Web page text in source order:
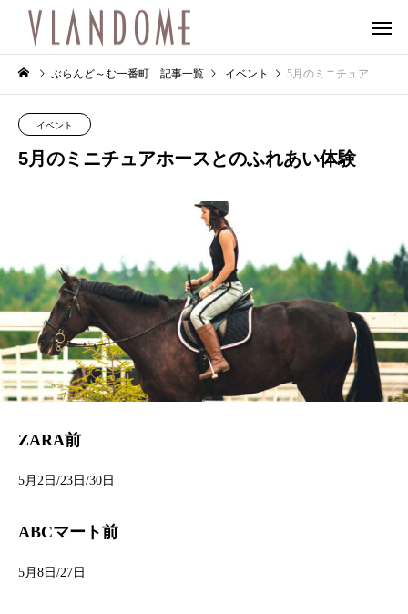
ぶらんど～む一番町 記事一覧 イベント 5月のミニチュアホースとのふれあい体験
イベント
5月のミニチュアホースとのふれあい体験
ZARA前
5月2日/23日/30日
ABCマート前
5月8日/27日